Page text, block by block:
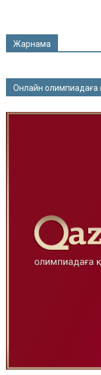
Жарнама
Онлайн олимпиадаға